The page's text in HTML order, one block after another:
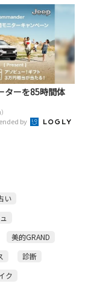
ターを85時間体
by
い
美的GRAND
診断
ク